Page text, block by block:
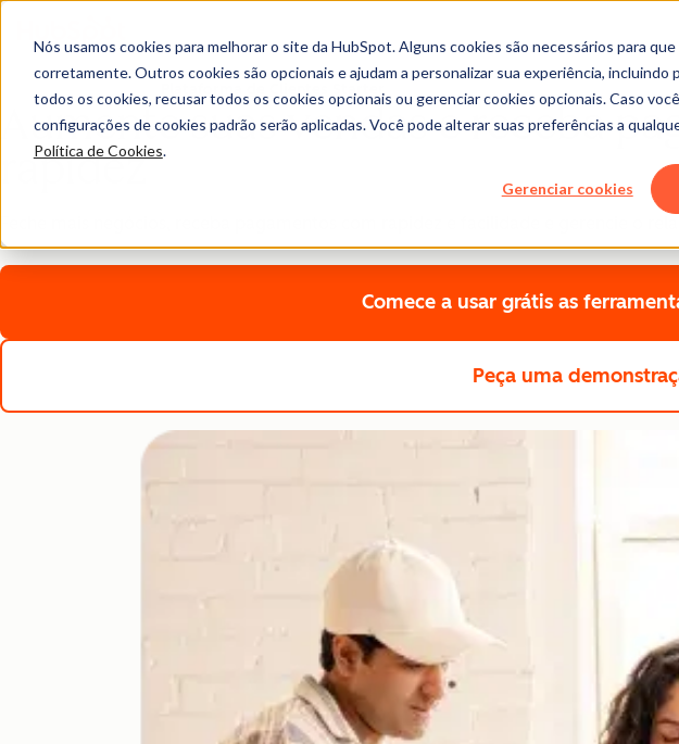
Nós usamos cookies para melhorar o site da HubSpot. Alguns cookies são necessários para
corretamente. Outros cookies são opcionais e ajudam a personalizar sua experiência, incluindo
todos os cookies, recusar todos os cookies opcionais ou gerenciar cookies opcionais. Caso
configurações de cookies padrão serão aplicadas. Você pode alterar suas preferências a
Política de Cookies.
Gerenciar cookies
Plataforma de Clientes Starter
Aumente suas vendas e receba
rapidez
Feche mais negócios, receba pagamentos com rapidez e facilidade e gerencie o
Comece a usar grátis as
Peça uma